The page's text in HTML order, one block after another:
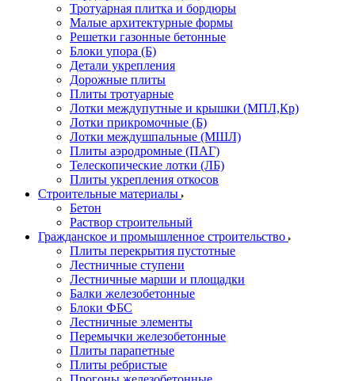
Тротуарная плитка и бордюры
Малые архитектурные формы
Решетки газонные бетонные
Блоки упора (Б)
Детали укрепления
Дорожные плиты
Плиты тротуарные
Лотки междупутные и крышки (МПЛ,Кр)
Лотки прикромочные (Б)
Лотки междушпальные (МШЛ)
Плиты аэродромные (ПАГ)
Телескопические лотки (ЛБ)
Плиты укрепления откосов
Строительные материалы
Бетон
Раствор строительный
Гражданское и промышленное строительство
Плиты перекрытия пустотные
Лестничные ступени
Лестничные марши и площадки
Балки железобетонные
Блоки ФБС
Лестничные элементы
Перемычки железобетонные
Плиты парапетные
Плиты ребристые